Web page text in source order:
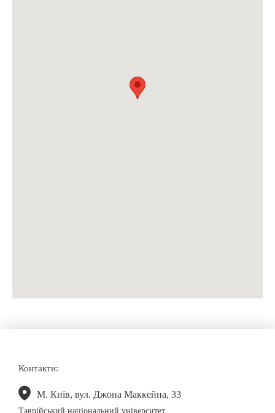
Контакти:
М. Київ, вул. Джона Маккейна, 33
Таврійський національний університет